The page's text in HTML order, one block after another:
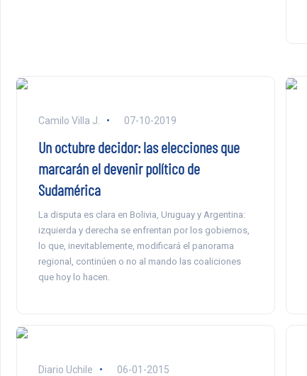
Camilo Villa J. 07-10-2019
Un octubre decidor: las elecciones que
marcarán el devenir político de
Sudamérica
La disputa es clara en Bolivia, Uruguay y Argentina:
izquierda y derecha se enfrentan por los gobiernos,
lo que, inevitablemente, modificará el panorama
regional, continúen o no al mando las coaliciones
que hoy lo hacen.
Diario Uchile 06-01-2015